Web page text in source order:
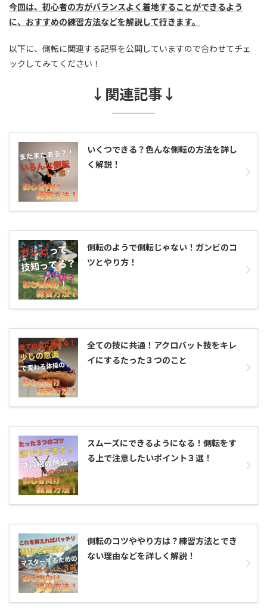
今回は、初心者の方がバランスよく着地することができるよう
に、おすすめの練習方法などを解説して行きます。
以下に、側転に関連する記事を公開していますので合わせてチェ
ックしてみてください！
↓関連記事↓
いくつできる？色んな側転の方法を詳し
く解説！
側転のようで側転じゃない！ガンビのコ
ツとやり方！
全ての技に共通！アクロバット技をキレ
イにするたった３つのこと
スムーズにできるようになる！側転をす
る上で注意したいポイント３選！
側転のコツややり方は？練習方法とでき
ない理由などを詳しく解説！